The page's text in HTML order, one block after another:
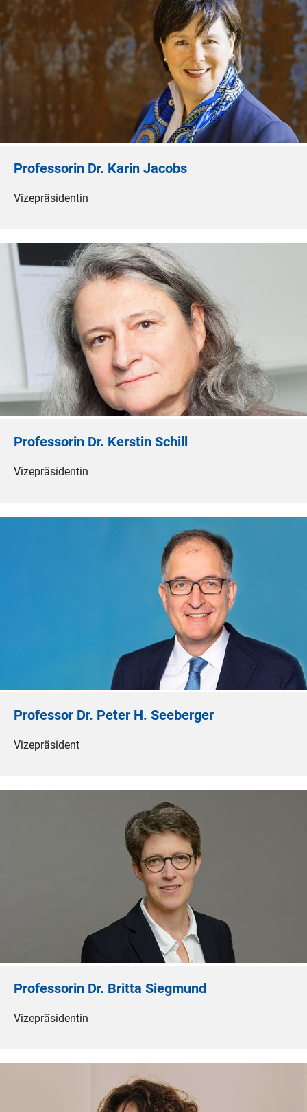
Professorin Dr. Karin Jacobs
Vizepräsidentin
Professorin Dr. Kerstin Schill
Vizepräsidentin
Professor Dr. Peter H. Seeberger
Vizepräsident
Professorin Dr. Britta Siegmund
Vizepräsidentin